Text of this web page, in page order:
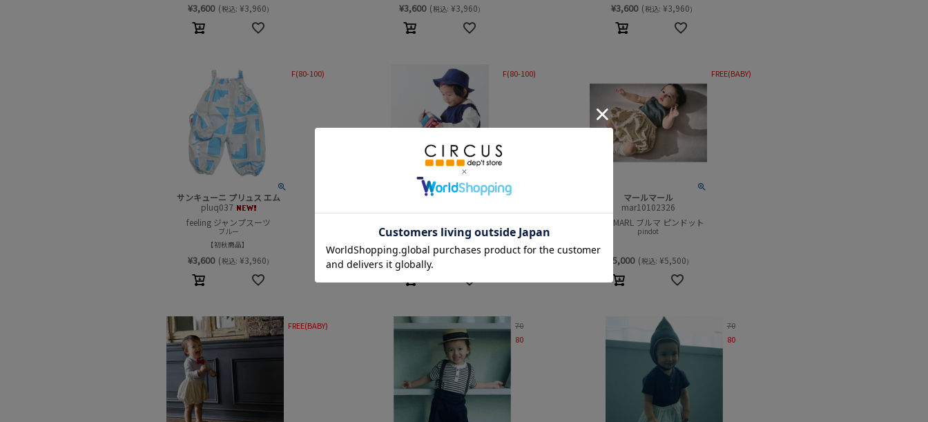
¥3,600 (税込: ¥3,960) ¥3,600 (税込: ¥3,960) ¥3,600 (税込: ¥3,960)
サンキューニ プリュス エム
pluq037
feeling ジャンプスーツ
ブルー
初秋商品
¥3,600 (税込: ¥3,960)
F(80-100)
サンキューニ プリュス エム
ネイビー
初秋商品
¥3,600 (
F(80-100)
マールマール
mar10102326
MARLMARL ブルマ ピンドット
pindot
5,000 (税込: ¥5,500)
FREE(BABY)
FREE(BABY)
70
80
70
80